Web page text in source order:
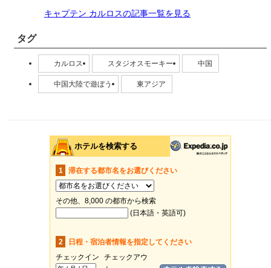
キャプテン カルロスの記事一覧を見る
タグ
カルロス スタジオスモーキー 中国
中国大陸で遊ぼう 東アジア